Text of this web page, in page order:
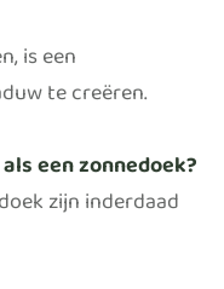
is een
te creëren.
een zonnedoek?
zijn inderdaad